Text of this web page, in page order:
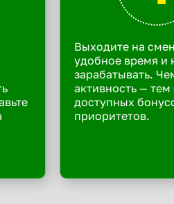
Выходите на
удобное время и
зарабатывать.
активность —
доступных
приоритетов.